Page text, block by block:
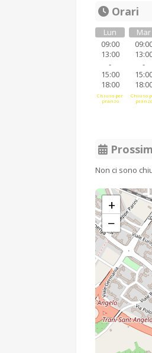
Orari
Lun
09:00
13:00
-
15:00
18:00
Chiuso per
pranzo
Mar
-
Chiuso
pranzo
Non ci sono
+
−